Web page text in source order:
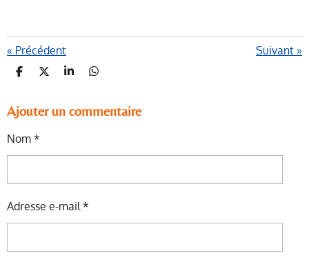
« Précédent Suivant »
P
T
A
E
R
P
T
A
R
P
T
A
R
P
T
A
R
Ajouter un commentaire
Nom *
Adresse e-mail *